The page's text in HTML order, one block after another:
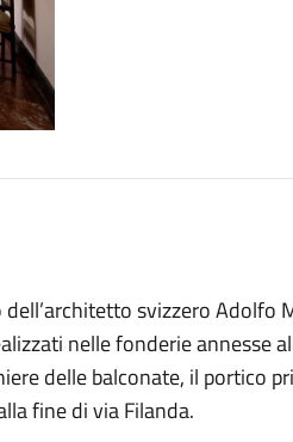
svizzero Adolfo
nelle fonderie annesse
delle balconate, il portico
fine di via Filanda.